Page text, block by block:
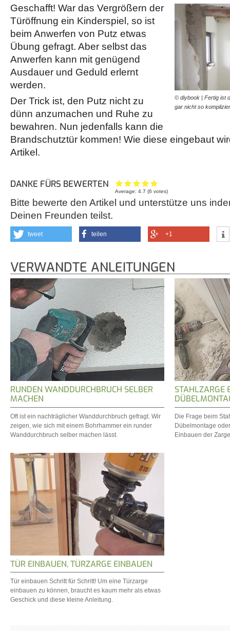
© diybook | Fertig ist
gar nicht so
Geschafft! War das Vergrößern der
Türöffnung ein Kinderspiel, so ist
beim Anwerfen von Putz etwas
Übung gefragt. Aber selbst das
Anwerfen kann mit genügend
Ausdauer und Geduld erlernt
werden.
Der Trick ist, den Putz nicht zu
dünn anzumachen und Ruhe zu
bewahren. Nun jedenfalls kann die
Brandschutztür kommen! Wie diese eingebaut
Artikel.
DANKE FÜRS BEWERTEN
Average:4.7 (6 votes)
Bitte bewerte den Artikel und unterstütze uns
Deinen Freunden teilst.
tweet teilen +1
VERWANDTE ANLEITUNGEN
RUNDEN WANDDURCHBRUCH SELBER
MACHEN
Oft ist ein nachträglicher Wanddurchbruch gefragt. Wir
zeigen, wie sich mit einem Bohrhammer ein runder
Wanddurchbruch selber machen lässt.
STAHLZARGE
Die Frage beim
Dübelmontage
Einbauen der
TÜR EINBAUEN, TÜRZARGE EINBAUEN
Tür einbauen Schritt für Schritt! Um eine Türzarge
einbauen zu können, braucht es kaum mehr als etwas
Geschick und diese kleine Anleitung.